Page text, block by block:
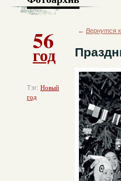
56
год
Тэг: Новый
год
← Вернутся